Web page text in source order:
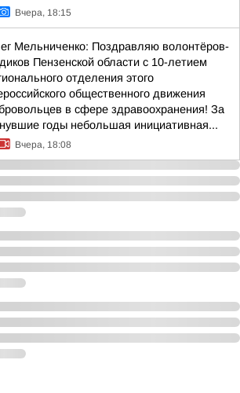
Вчера, 18:15
Мельниченко: Поздравляю волонтёров-
Пензенской области с 10-летием
отделения этого
общественного движения
в сфере здравоохранения! За
годы небольшая инициативная...
Вчера, 18:08